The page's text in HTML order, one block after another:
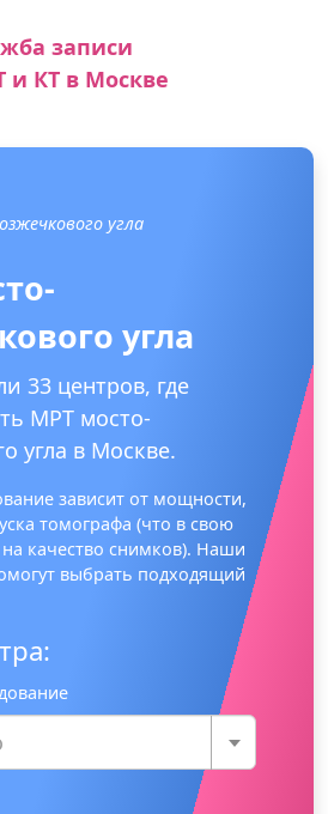
записи
и КТ в Москве
угла
угла
33 центров, где
МРТ мосто-
угла в Москве.
зависит от мощности,
томографа (что в свою
качество снимков). Наши
выбрать подходящий